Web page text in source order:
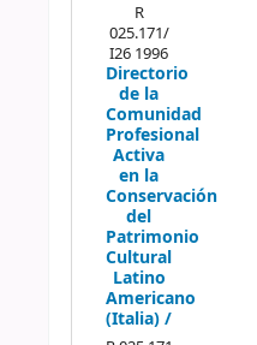
R
025.171/
I26 1996
Directorio
de la
Comunidad
Profesional
Activa
en la
Conservación
del
Patrimonio
Cultural
Latino
Americano
(Italia) /